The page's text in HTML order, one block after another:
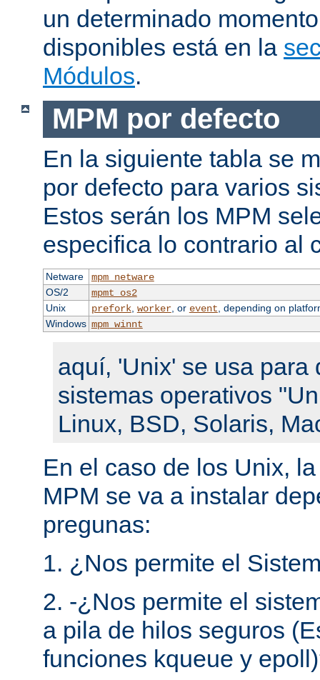
un determinado
disponibles está en la
Módulos.
MPM por defecto
En la siguiente tabla se
por defecto para varios
Estos serán los MPM
especifica lo contrario al
Netware
mpm_netware
OS/2
mpmt_os2
Unix
prefork, worker, or event , depending on
Windows mpm_winnt
aquí, 'Unix' se usa para
sistemas operativos
Linux, BSD, Solaris,
En el caso de los Unix,
MPM se va a instalar
pregunas:
1. ¿Nos permite el
2. -¿Nos permite el
a pila de hilos seguros
funciones kqueue y